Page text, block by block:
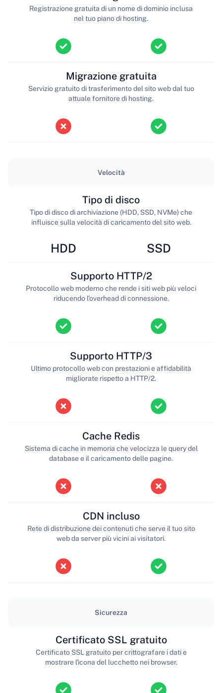
Registrazione gratuita di un nome di dominio inclusa
nel tuo piano di hosting.
Migrazione gratuita
Servizio gratuito di trasferimento del sito web dal tuo
attuale fornitore di hosting.
Velocità
HDD
Tipo di disco
Tipo di disco di archiviazione (HDD, SSD, NVMe) che
influisce sulla velocità di caricamento del sito web.
SSD
Supporto HTTP/2
Protocollo web moderno che rende i siti web più veloci
riducendo l'overhead di connessione.
Supporto HTTP/3
Ultimo protocollo web con prestazioni e affidabilità
migliorate rispetto a HTTP/2.
Cache Redis
Sistema di cache in memoria che velocizza le query del
database e il caricamento delle pagine.
CDN incluso
Rete di distribuzione dei contenuti che serve il tuo sito
web da server più vicini ai visitatori.
Sicurezza
Certificato SSL gratuito
Certificato SSL gratuito per crittografare i dati e
mostrare l'icona del lucchetto nei browser.